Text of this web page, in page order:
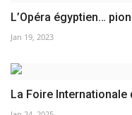
L’Opéra égyptien…
Jan 19, 2023
La Foire Internationale